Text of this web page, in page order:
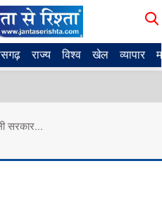
राज्य विश्व खेल व्यापार
सरकार...